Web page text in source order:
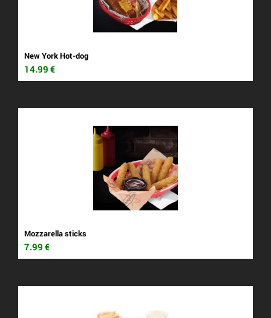
New York Hot-dog
14.99 €
Mozzarella sticks
7.99 €